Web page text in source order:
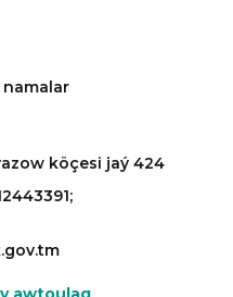
namalar
köçesi jaý 424